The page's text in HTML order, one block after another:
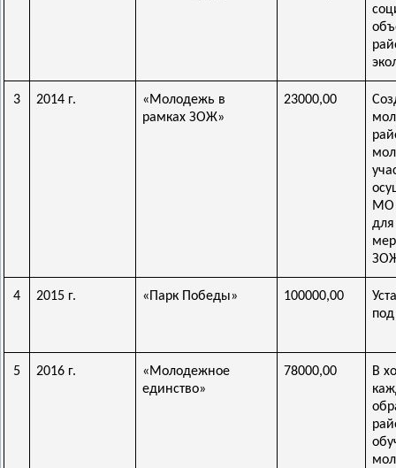
3 2014 г.
«Молодежь в
рамках ЗОЖ»
23000,00
МО
4 2015 г. «Парк Победы» 100000,00
5 2016 г.
«Молодежное
единство»
78000,00
В